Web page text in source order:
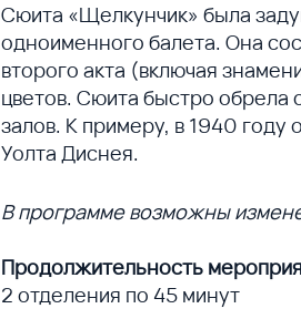
Сюита «Щелкунчик» была
одноименного балета. Она
второго акта (включая
цветов. Сюита быстро обрела
залов. К примеру, в 1940
Уолта Диснея.
В программе возможны
Продолжительность
2 отделения по 45 минут